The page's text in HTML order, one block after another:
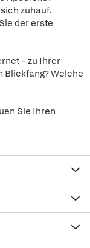
zuhauf.
der erste
– zu Ihrer
Blickfang? Welche
Sie Ihren